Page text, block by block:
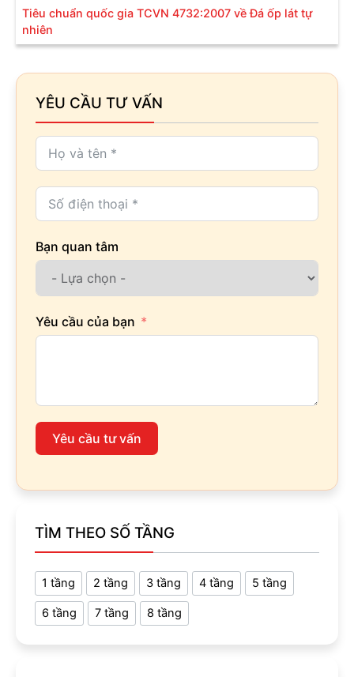
Tiêu chuẩn quốc gia TCVN 4732:2007 về Đá ốp lát tự
nhiên
YÊU CẦU TƯ VẤN
Bạn quan tâm
Yêu cầu của bạn
Yêu cầu tư vấn
TÌM THEO SỐ TẦNG
1 tầng 2 tầng 3 tầng 4 tầng 5 tầng
6 tầng 7 tầng 8 tầng